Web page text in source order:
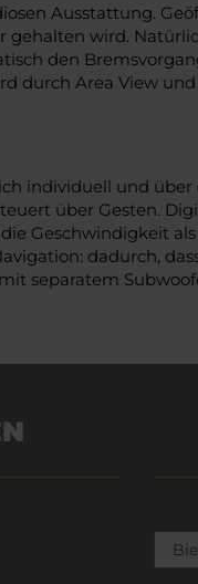
Ausstattung.
wird.
den
durch Area View
individuell und
über Gesten.
Geschwindigkeit
dadurch,
separatem